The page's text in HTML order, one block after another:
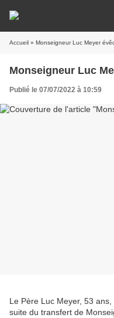
Accueil » Monseigneur Luc Meyer
Monseigneur Luc
Publié le 07/07/2022 à 10:59
Le Père Luc Meyer, 53
suite du transfert de